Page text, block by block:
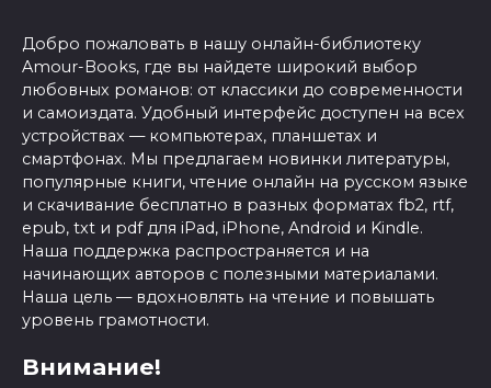
Добро пожаловать в нашу онлайн-библиотеку
Amour-Books, где вы найдете широкий выбор
любовных романов: от классики до современности
и самоиздата. Удобный интерфейс доступен на всех
устройствах — компьютерах, планшетах и
смартфонах. Мы предлагаем новинки литературы,
популярные книги, чтение онлайн на русском языке
и скачивание бесплатно в разных форматах fb2, rtf,
epub, txt и pdf для iPad, iPhone, Android и Kindle.
Наша поддержка распространяется и на
начинающих авторов с полезными материалами.
Наша цель — вдохновлять на чтение и повышать
уровень грамотности.
Внимание!